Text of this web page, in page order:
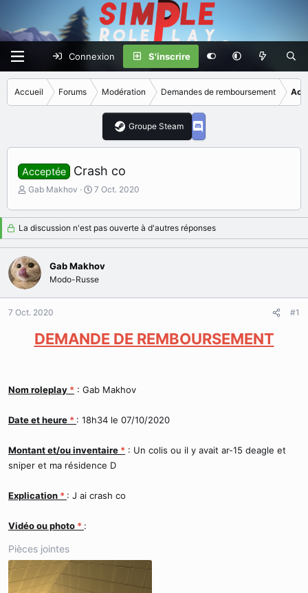
Connexion S'inscrire
Accueil Forums Modération Demandes de remboursement
Groupe Steam
Acceptée Crash co
I
i
i
a
t
e
u
r
d
s
s
i
o
Gab Makhov
D
t
e
d
e
d
é
u
7 Oct. 2020
La discussion n'est pas ouverte à d'autres réponses
Gab Makhov
Modo-Russe
7 Oct. 2020 #1
DEMANDE DE REMBOURSEMENT
Nom roleplay * : Gab Makhov
Date et heure * : 18h34 le 07/10/2020
Montant et/ou inventaire * : Un colis ou il y avait ar-15 deagle et
sniper et ma résidence D
Explication * : J ai crash co
Vidéo ou photo * :
Pièces jointes